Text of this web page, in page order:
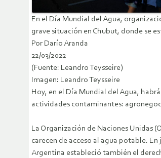
En el Día Mundial del Agua,
grave situación en Chubut, donde se
Por Darío Aranda
22/03/2022
(Fuente: Leandro Teysseire)
Imagen: Leandro Teysseire
Hoy, en el Día Mundial del Agua,
actividades contaminantes:
La Organización de Naciones Unidas
carecen de acceso al agua potable.
Argentina estableció también el